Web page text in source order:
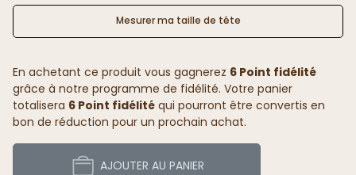
Mesurer ma taille de tête
En achetant ce produit vous gagnerez 6 Point fidélité
grâce à notre programme de fidélité. Votre panier
totalisera 6 Point fidélité qui pourront être convertis en
bon de réduction pour un prochain achat.
AJOUTER AU PANIER